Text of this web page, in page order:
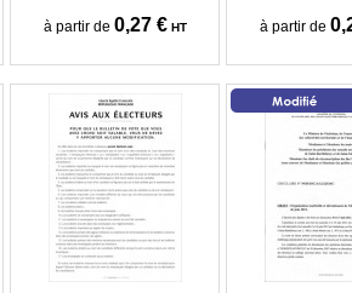
à partir de 0,27 € HT à partir de